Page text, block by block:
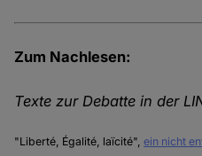
Zum Nachlesen:
Texte zur Debatte in der
"Liberté, Égalité, laïcité",ein nicht